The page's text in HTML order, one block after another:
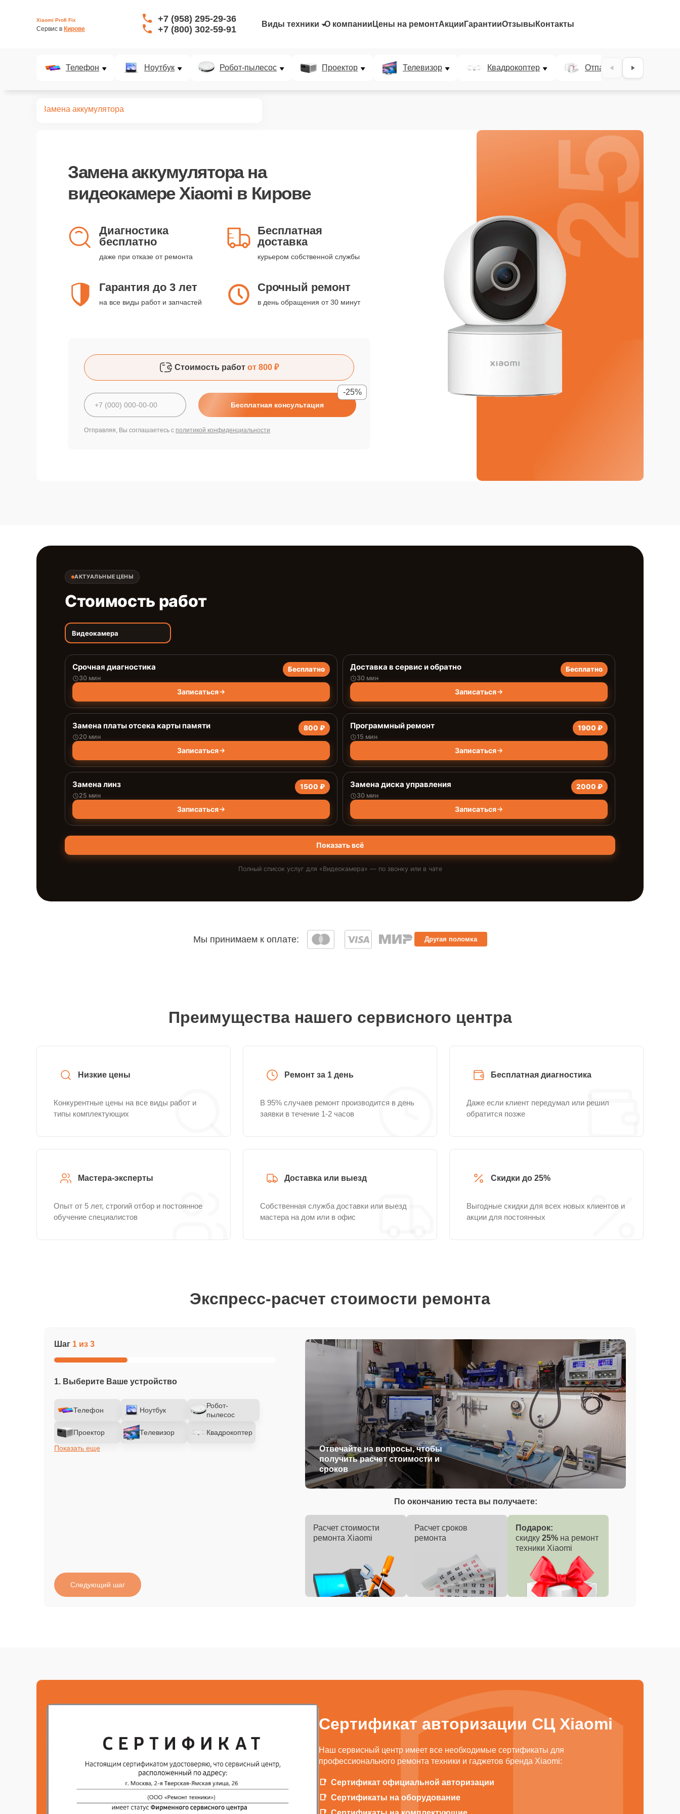
Xiaomi Profi Fix
Сервис в Кирове
+7 (958) 295-29-36
+7 (800) 302-59-91
Виды техники О компании Цены на ремонтАкции ГарантииОтзывы Контакты
Телефон Ноутбук Робот-пылесос Проектор Телевизор Квадрокоптер Отпариватель
Замена аккумулятора
Замена аккумуляторана
видеокамере Xiaomi в Кирове
Диагностика
бесплатно
даже при отказе от ремонта
Бесплатная
доставка
курьером собственной службы
Гарантия до 3 лет
на все виды работ и запчастей
Срочный ремонт
в день обращения от 30 минут
Стоимость работ от 800 ₽
Бесплатная консультация
-25%
Отправляя, Вы соглашаетесь с политикой конфиденциальности
25%
АКТУАЛЬНЫЕ ЦЕНЫ
Стоимость работ
Видеокамера
Срочная диагностика
30 мин
Бесплатно
Записаться
Доставка в сервис и обратно
30 мин
Бесплатно
Записаться
Замена платы отсека карты памяти
20 мин
800 ₽
Записаться
Программный ремонт
15 мин
1900 ₽
Записаться
Замена линз
25 мин
1500 ₽
Записаться
Замена диска управления
30 мин
2000 ₽
Записаться
Показать всё
Полный список услуг для «Видеокамера» — по звонку или в чате
Мы принимаем к оплате: Другая поломка
Преимущества нашего сервисного центра
Низкие цены
Конкурентные цены на все виды работ и
типы комплектующих
Ремонт за 1 день
В 95% случаев ремонт производится в день
заявки в течение 1-2 часов
Бесплатная диагностика
Даже если клиент передумал или решил
обратится позже
Мастера-эксперты
Опыт от 5 лет, строгий отбор и постоянное
обучение специалистов
Доставка или выезд
Собственная служба доставки или выезд
мастера на дом или в офис
Скидки до 25%
Выгодные скидки для всех новых клиентов и
акции для постоянных
Экспресс-расчет стоимости ремонта
Шаг 1 из 3
1. Выберите Ваше устройство
Телефон Ноутбук
Робот-
пылесос
Проектор Телевизор
Квадрокоптер
Показать еще
Отвечайте на вопросы, чтобы
получить расчет стоимости и
сроков
Следующий шаг
По окончанию теста вы получаете:
Расчет стоимости
ремонта Xiaomi
Расчет сроков
ремонта
Подарок:
скидку 25% на ремонт
техники Xiaomi
Сертификат авторизации СЦ Xiaomi
Наш сервисный центр имеет все необходимые сертификаты для
профессионального ремонта техники и гаджетов бренда Xiaomi:
Сертификат официальной авторизации
Сертификаты на оборудование